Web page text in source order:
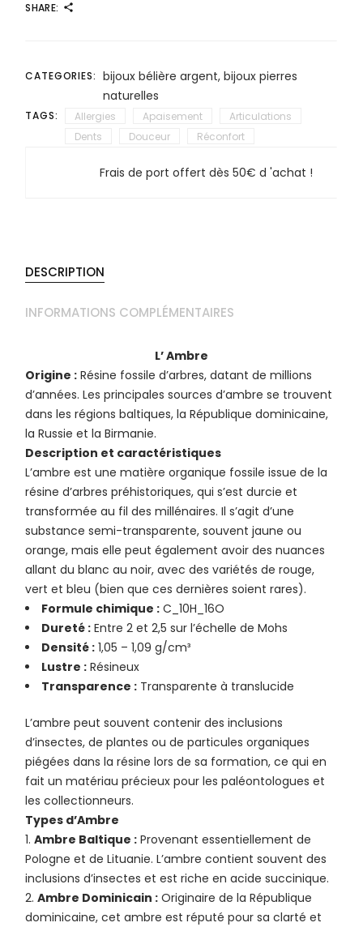
SHARE:
CATEGORIES: bijoux bélière argent, bijoux pierres
naturelles
TAGS: Allergies Apaisement
Articulations
Dents
Douceur Réconfort
Frais de port offert dès 50€ d 'achat !
DESCRIPTION
INFORMATIONS COMPLÉMENTAIRES
L’ Ambre
Origine : Résine fossile d’arbres, datant de millions
d’années. Les principales sources d’ambre se trouvent
dans les régions baltiques, la République dominicaine,
la Russie et la Birmanie.
Description et caractéristiques
L’ambre est une matière organique fossile issue de la
résine d’arbres préhistoriques, qui s’est durcie et
transformée au fil des millénaires. Il s’agit d’une
substance semi-transparente, souvent jaune ou
orange, mais elle peut également avoir des nuances
allant du blanc au noir, avec des variétés de rouge,
vert et bleu (bien que ces dernières soient rares).
Formule chimique : C_10H_16O
Dureté : Entre 2 et 2,5 sur l’échelle de Mohs
Densité : 1,05 – 1,09 g/cm³
Lustre : Résineux
Transparence : Transparente à translucide
L’ambre peut souvent contenir des inclusions
d’insectes, de plantes ou de particules organiques
piégées dans la résine lors de sa formation, ce qui en
fait un matériau précieux pour les paléontologues et
les collectionneurs.
Types d’Ambre
Ambre Baltique : Provenant essentiellement de
Pologne et de Lituanie. L’ambre contient souvent des
inclusions d’insectes et est riche en acide succinique.
Ambre Dominicain : Originaire de la République
dominicaine, cet ambre est réputé pour sa clarté et